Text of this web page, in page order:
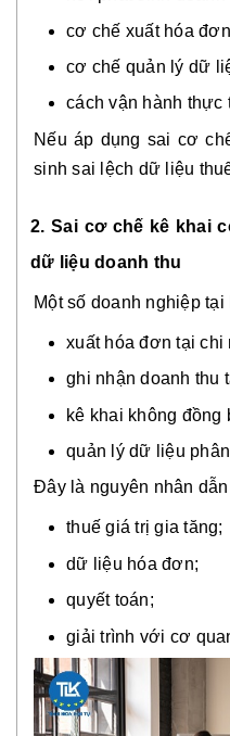
cơ chế xuất hóa
cơ chế quản lý dữ
cách vận hành thực
Nếu áp dụng sai cơ
sinh sai lệch dữ liệu
2. Sai cơ chế kê khai
dữ liệu doanh thu
Một số doanh nghiệp
xuất hóa đơn tại chi
ghi nhận doanh thu
kê khai không đồng
quản lý dữ liệu
Đây là nguyên nhân
thuế giá trị gia tăng;
dữ liệu hóa đơn;
quyết toán;
giải trình với cơ